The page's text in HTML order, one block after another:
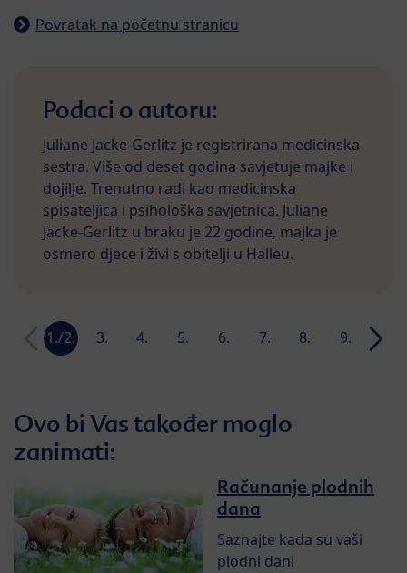
Povratak na početnu stranicu
Podaci o autoru:
Juliane Jacke-Gerlitz je registrirana medicinska
sestra. Više od deset godina savjetuje majke i
dojilje. Trenutno radi kao medicinska
spisateljica i psihološka savjetnica. Juliane
Jacke-Gerlitz u braku je 22 godine, majka je
osmero djece i živi s obitelji u Halleu.
1./2.
3.
4.
5.
6.
7.
8.
9.
10.
Ovo bi Vas također moglo
zanimati:
Računanje plodnih
dana
Saznajte kada su vaši
plodni dani